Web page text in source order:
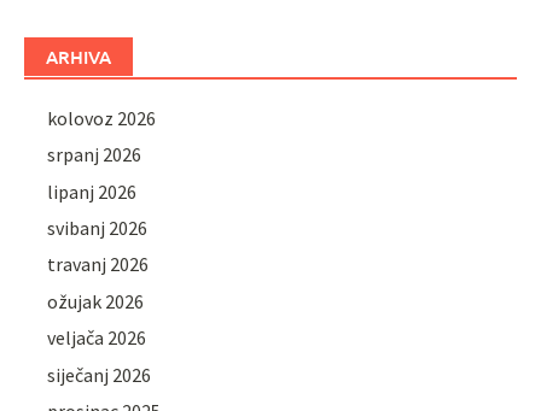
ARHIVA
kolovoz 2026
srpanj 2026
lipanj 2026
svibanj 2026
travanj 2026
ožujak 2026
veljača 2026
siječanj 2026